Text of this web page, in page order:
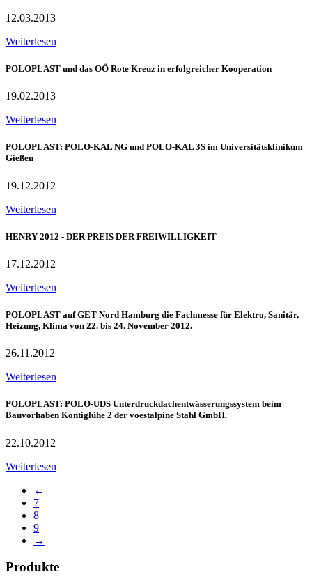
12.03.2013
Weiterlesen
POLOPLAST und das OÖ Rote Kreuz in erfolgreicher Kooperation
19.02.2013
Weiterlesen
POLOPLAST: POLO-KAL NG und POLO-KAL 3S im Universitätsklinikum
Gießen
19.12.2012
Weiterlesen
HENRY 2012 - DER PREIS DER FREIWILLIGKEIT
17.12.2012
Weiterlesen
POLOPLAST auf GET Nord Hamburg die Fachmesse für Elektro, Sanitär,
Heizung, Klima von 22. bis 24. November 2012.
26.11.2012
Weiterlesen
POLOPLAST: POLO-UDS Unterdruckdachentwässerungssystem beim
Bauvorhaben Kontiglühe 2 der voestalpine Stahl GmbH.
22.10.2012
Weiterlesen
←
7
8
9
→
Produkte